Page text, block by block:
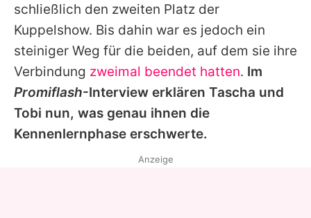
Utiq verwalten
schließlich den zweiten Platz der
Kuppelshow. Bis dahin war es jedoch ein
steiniger Weg für die beiden, auf dem sie ihre
Verbindung zweimal beendet hatten. Im
Promiflash-Interview erklären Tascha und
Tobi nun, was genau ihnen die
Kennenlernphase erschwerte.
Anzeige